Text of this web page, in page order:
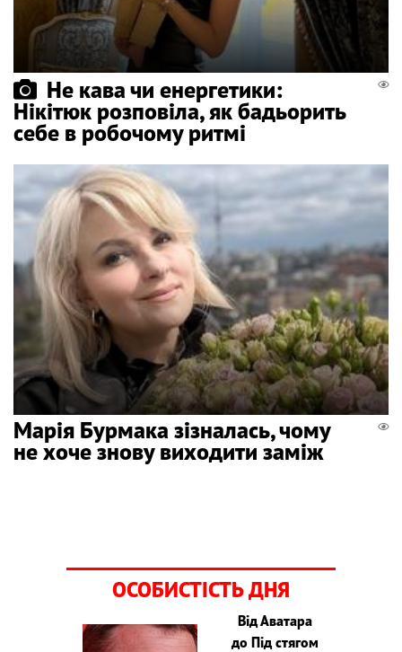
Не кава чи енергетики:
Нікітюк розповіла, як бадьорить
себе в робочому ритмі
Марія Бурмака зізналась, чому
не хоче знову виходити заміж
ОСОБИСТІСТЬ ДНЯ
Від Аватара
до Під стягом